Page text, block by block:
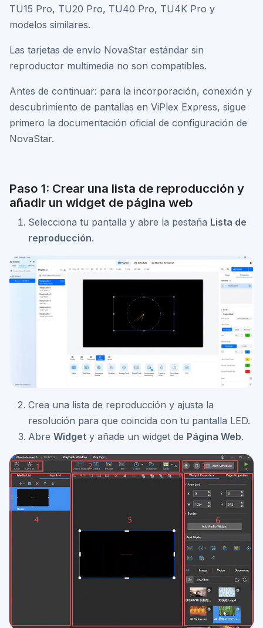
TU15 Pro, TU20 Pro, TU40 Pro, TU4K Pro y
modelos similares.
Las tarjetas de envío NovaStar estándar sin
reproductor multimedia no son compatibles.
Antes de continuar: para la incorporación, conexión y
descubrimiento de pantallas en ViPlex Express, sigue
primero la documentación oficial de configuración de
NovaStar.
Paso 1: Crear una lista de reproducción y
añadir un widget de página web
Selecciona tu pantalla y abre la pestaña Lista de
reproducción.
Crea una lista de reproducción y ajusta la
resolución para que coincida con tu pantalla LED.
Abre Widget y añade un widget de Página Web.